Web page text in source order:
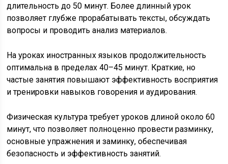
длительность до 50 минут. Более длинный урок
позволяет глубже прорабатывать тексты, обсуждать
вопросы и проводить анализ материалов.
На уроках иностранных языков продолжительность
оптимальна в пределах 40–45 минут. Краткие, но
частые занятия повышают эффективность восприятия
и тренировки навыков говорения и аудирования.
Физическая культура требует уроков длиной около 60
минут, что позволяет полноценно провести разминку,
основные упражнения и заминку, обеспечивая
безопасность и эффективность занятий.